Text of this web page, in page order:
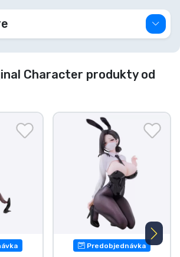
Character produkty od
Predobjednávka